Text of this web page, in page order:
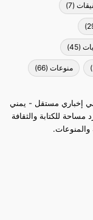
(7)
(45)
منوعات (66)
إخباري مستقل - يمني
للكتابة والثقافة
والمنوعات.